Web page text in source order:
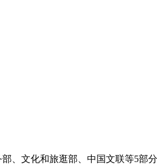
文化和旅逛部、中国文联等5部